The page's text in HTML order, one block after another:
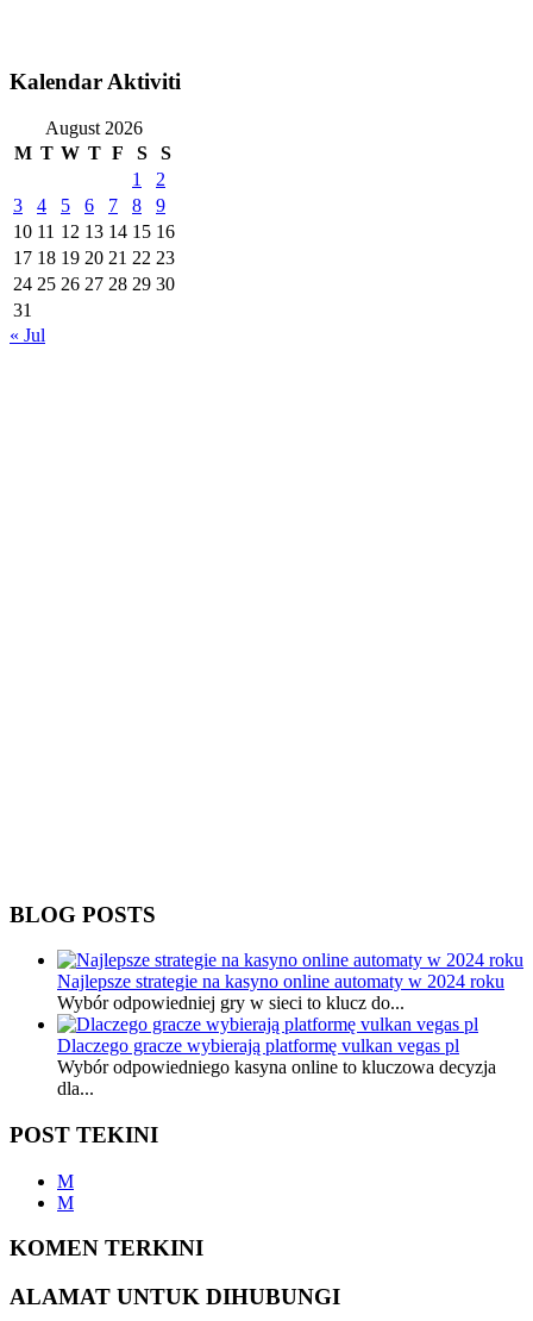
Kalendar Aktiviti
August 2026
M T W T F S
S
1
2
3
4 5 6 7 8
9
10 11 12 13 14 15 16
17 18 19 20 21 22 23
24 25 26 27 28 29 30
31
« Jul
BLOG POSTS
Najlepsze strategie na kasyno online automaty w 2024 roku
Wybór odpowiedniej gry w sieci to klucz do...
Dlaczego gracze wybierają platformę vulkan vegas pl
Wybór odpowiedniego kasyna online to kluczowa decyzja
dla...
POST TEKINI
M
M
KOMEN TERKINI
ALAMAT UNTUK DIHUBUNGI